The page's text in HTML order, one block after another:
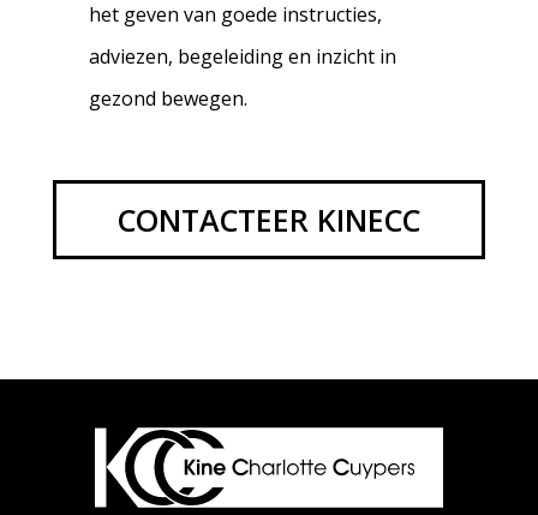
het geven van goede instructies,
adviezen, begeleiding en inzicht in
gezond bewegen.
CONTACTEER KINECC